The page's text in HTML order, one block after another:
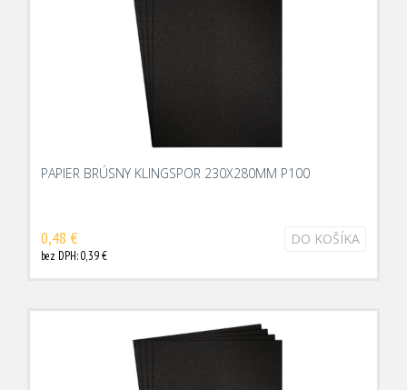
PAPIER BRÚSNY KLINGSPOR 230X280MM P100
0,48 €
bez DPH: 0,39 €
DO KOŠÍKA